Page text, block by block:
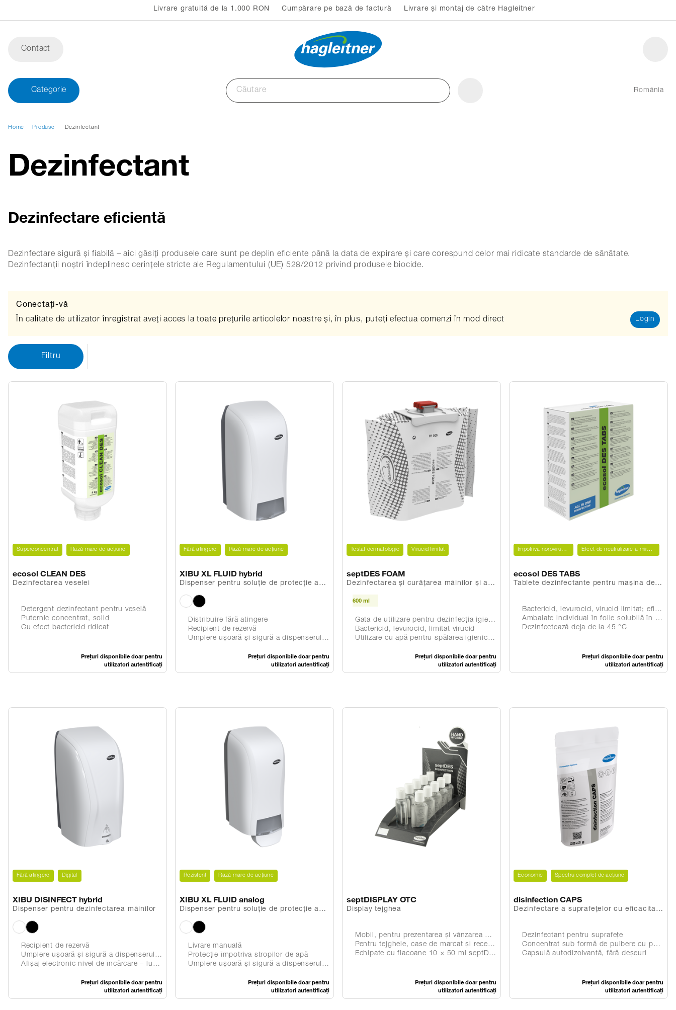
Livrare gratuită de la 1.000 RON Cumpărare pe bază de factură Livrare și montaj de către Hagleitner
Contact
Categorie România
Home Produse Dezinfectant
Dezinfectant
Dezinfectare eficientă
Dezinfectare sigură și fiabilă – aici găsiți produsele care sunt pe deplin eficiente până la data de expirare și care corespund celor mai ridicate standarde de sănătate.
Dezinfectanții noștri îndeplinesc cerințele stricte ale Regulamentului (UE) 528/2012 privind produsele biocide.
Conectați-vă
În calitate de utilizator înregistrat aveți acces la toate prețurile articolelor noastre și, în plus, puteți efectua comenzi în mod direct
Login
Filtru
Superconcentrat Rază mare de acțiune
ecosol CLEAN DES
Dezinfectarea veselei
Detergent dezinfectant pentru veselă
Puternic concentrat, solid
Cu efect bactericid ridicat
Prețuri disponibile doar pentru
utilizatori autentificați
Fără atingere Rază mare de acțiune
XIBU XL FLUID hybrid
Dispenser pentru soluție de protecţie a
Distribuire fără atingere
Recipient de rezervă
Umplere ușoară și sigură a dispenserului datorită sistemului inovator vacuumBAG
Prețuri disponibile doar pentru
utilizatori autentificați
Testat dermatologic Virucid limitat
septDES FOAM
Dezinfectarea și curățarea mâinilor și a
600 ml
Gata de utilizare pentru dezinfecția igienică a mâinilor
Bactericid, levurocid, limitat virucid
Utilizare cu apă pentru spălarea igienică a mâinilor
Prețuri disponibile doar pentru
utilizatori autentificați
Împotriva norovirusurilor Efect de neutralizare a mirosurilor
ecosol DES TABS
Tablete dezinfectante pentru maşina de
Bactericid, levurocid, virucid limitat; eficient împotriva coronavirusurilor și norovirusurilor
Ambalate individual în folie solubilă în apă
Dezinfectează deja de la 45 °C
Prețuri disponibile doar pentru
utilizatori autentificați
Fără atingere Digital
XIBU DISINFECT hybrid
Dispenser pentru dezinfectarea mâinilor
Recipient de rezervă
Umplere ușoară și sigură a dispenserului datorită sistemului inovator vacuumBAG
Afișaj electronic nivel de încărcare – lumină LED intermitentă
Prețuri disponibile doar pentru
utilizatori autentificați
Rezistent Rază mare de acțiune
XIBU XL FLUID analog
Dispenser pentru soluție de protecţie a
Livrare manuală
Protecție împotriva stropilor de apă
Umplere ușoară și sigură a dispenserului datorită sistemului inovator vacuumBAG
Prețuri disponibile doar pentru
utilizatori autentificați
septDISPLAY OTC
Display tejghea
Mobil, pentru prezentarea și vânzarea produsului septDES GEL
Pentru tejghele, case de marcat și recepții hoteliere
Echipate cu flacoane 10 × 50 ml septDES GEL
Prețuri disponibile doar pentru
utilizatori autentificați
Economic Spectru complet de acțiune
disinfection CAPS
Dezinfectare a suprafețelor cu eficacitate
Dezinfectant pentru suprafețe
Concentrat sub formă de pulbere cu pH alcalin
Capsulă autodizolvantă, fără deșeuri
Prețuri disponibile doar pentru
utilizatori autentificați